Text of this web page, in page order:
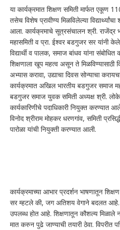
या कार्यक्रमात शिक्षण समिती मार्फत एकूण
तसेच विशेष प्रावीण्य मिळविलेल्या
आला. कार्यक्रमाचे सूत्रसंचालन श्री.
महासमिती व प्रा. ईश्वर बडगुजर सर यांनी
विद्यार्थी व पालक, समाज बांधव यांना
शिक्षणाला खूप महत्व असून ते‎ मिळविण्यासाठी
अभ्यास करावा, उद्याचा दिवस सोन्याचा‎
कार्यक्रमात अखिल भारतीय बडगुजर समाज
बडगुजर समाज युवक समिती अध्यक्ष श्री.
कार्यकारिणीचे पदाधिकारी नियुक्त करण्यात
विनोद श्रीराम मोहकर धरणगांव, समिती
पारोळा यांची नियुक्ती करण्यात आली.
कार्यक्रमाच्या आभार प्रदर्शन भाषणातून
सर म्हटले की, जग अतिशय वेगाने बदलत आहे.
उपलब्ध होत आहे. शिक्षणातून कौशल्य मिळाले
मात करुन पुढे जाण्याची तयारी ठेवा. विपरीत